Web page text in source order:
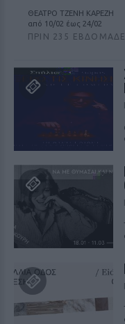
ΘΕΑΤΡΟ ΤΖΕΝΗ ΚΑΡΕΖΗ
από 10/02 έως 24/02
ΠΡΙΝ 235